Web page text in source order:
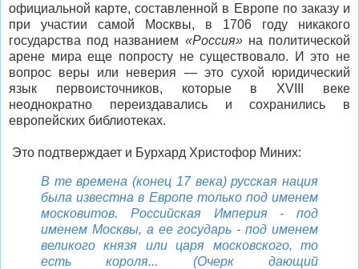
официальной карте, составленной в Европе по заказу и
при участии самой Москвы, в 1706 году никакого
государства под названием «Россия»на политической
арене мира еще попросту не существовало. И это не
вопрос веры или неверия — это сухой юридический
язык первоисточников, которые в XVIII веке
неоднократно переиздавались и сохранились в
европейских библиотеках.
Это подтверждает и Бурхард Христофор Миних:
В те времена (конец 17 века) русская нация
была известна в Европе только под именем
московитов. Российская Империя - под
именем Москвы, а ее государь - под именем
великого князя или царя московского, то
есть короля... (Очерк дающий